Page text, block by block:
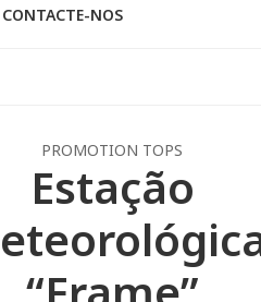
CONTACTE-NOS
PROMOTION TOPS
Estação